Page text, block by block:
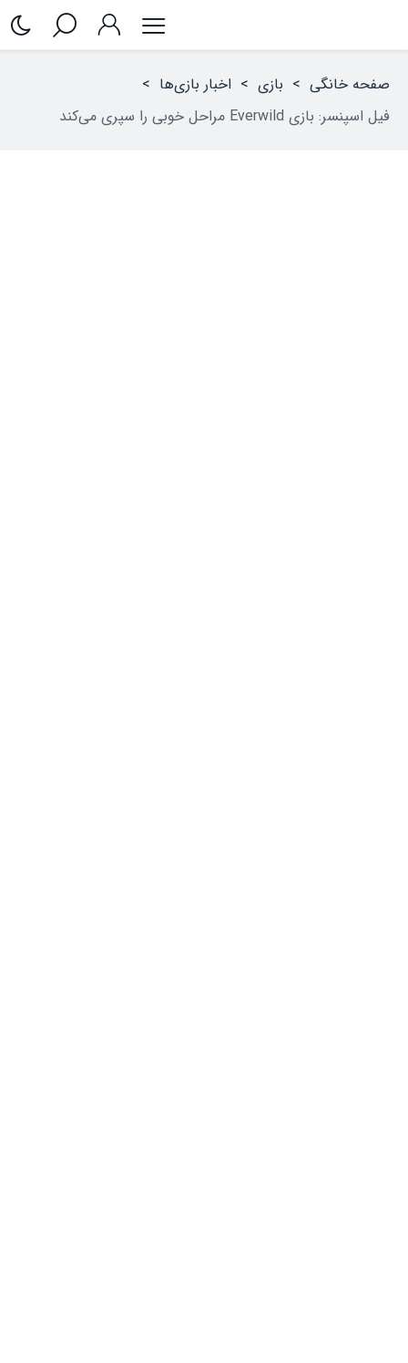
صفحه خانگی > بازی > اخبار بازی‌ها >
فیل اسپنسر: بازی Everwild مراحل خوبی را سپری می‌کند